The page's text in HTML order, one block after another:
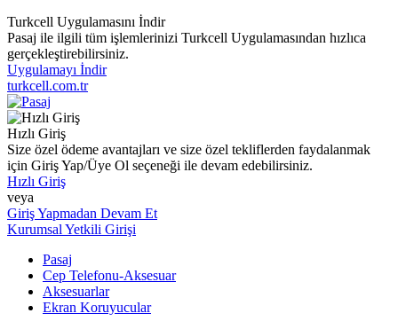
Turkcell Uygulamasını İndir
Pasaj ile ilgili tüm işlemlerinizi Turkcell Uygulamasından hızlıca
gerçekleştirebilirsiniz.
Uygulamayı İndir
turkcell.com.tr
Hızlı Giriş
Size özel ödeme avantajları ve size özel tekliflerden faydalanmak
için Giriş Yap/Üye Ol seçeneği ile devam edebilirsiniz.
Hızlı Giriş
veya
Giriş Yapmadan Devam Et
Kurumsal Yetkili Girişi
Pasaj
Cep Telefonu-Aksesuar
Aksesuarlar
Ekran Koruyucular